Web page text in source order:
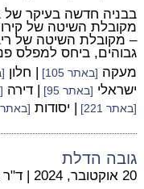
בבניה חדשה בעיקר של
מקובלת השיטה של
– מקובלת השיטה של
גבוהים, ביחס למפלס
מעקה [באתר 105] | חלון
ישראלי [באתר 95] | דירה
[באתר 221] | יסודות [באתר 249]
גובה הדלת
20 אוקטובר, 2024 | ד"ר